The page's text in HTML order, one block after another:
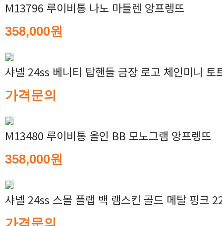
M13796 루이비통 나노 마들렌 앙프렝뜨
358,000원
샤넬 24ss 베니티 탑핸들 금장 로고 체인미니 토
가격문의
M13480 루이비통 올인 BB 모노그램 앙프렝뜨
358,000원
샤넬 24ss 스몰 플랩 백 램스킨 골드 메탈 핑크
가격문의